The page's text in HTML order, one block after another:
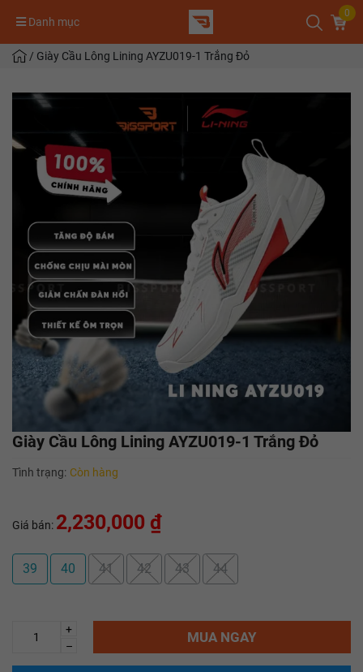
Danh mục
0
/ Giày Cầu Lông Lining AYZU019-1 Trắng Đỏ
Giày Cầu Lông Lining AYZU019-1 Trắng Đỏ
Tình trạng: Còn hàng
Giá bán: 2,230,000 ₫
39 40 41 42 43 44
+
–
MUA NGAY